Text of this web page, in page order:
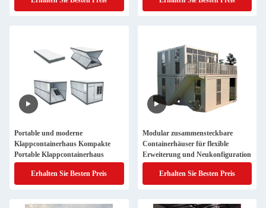
Portable und moderne
Klappcontainerhaus Kompakte
Portable Klappcontainerhaus
Erhalten Sie Besten Preis
Modular zusammensteckbare
Containerhäuser für flexible
Erweiterung und Neukonfiguration
Erhalten Sie Besten Preis